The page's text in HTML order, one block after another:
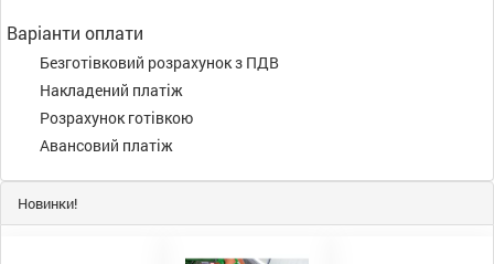
Варіанти оплати
Безготівковий розрахунок з ПДВ
Накладений платіж
Розрахунок готівкою
Авансовий платіж
Новинки!